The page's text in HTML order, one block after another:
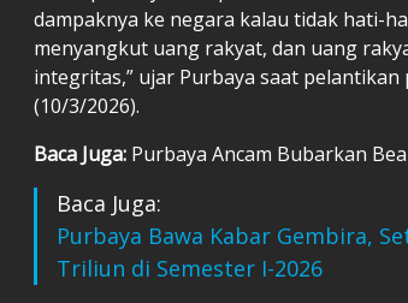
dampaknya ke negara kalau tidak hati-
menyangkut uang rakyat, dan uang
integritas,” ujar Purbaya saat pelantikan
(10/3/2026).
Baca Juga: Purbaya Ancam Bubarkan
Baca Juga:
Purbaya Bawa Kabar Gembira,
Triliun di Semester I-2026